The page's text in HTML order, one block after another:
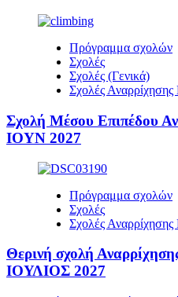
Πρόγραμμα σχολών
Σχολές
Σχολές (Γενικά)
Σχολές
Σχολή Μέσου Επιπέδου
ΙΟΥΝ 2027
Πρόγραμμα σχολών
Σχολές
Σχολές
Θερινή σχολή
ΙΟΥΛΙΟΣ 2027